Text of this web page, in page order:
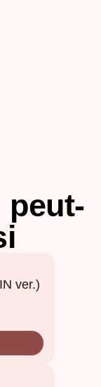
peut-
ver.)